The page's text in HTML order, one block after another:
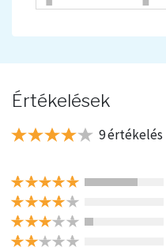
Értékelések
9 értékelés